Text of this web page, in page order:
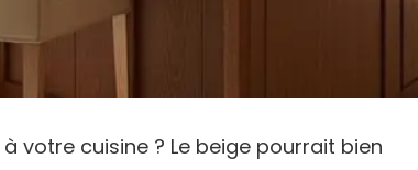
votre cuisine ? Le beige pourrait bien